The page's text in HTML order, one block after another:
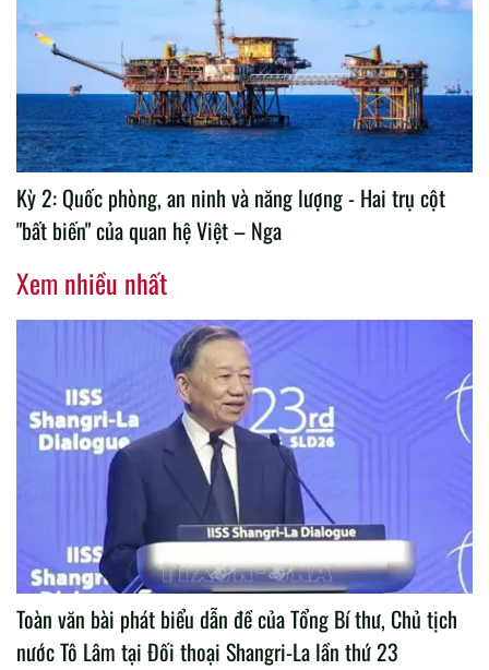
Kỳ 2: Quốc phòng, an ninh và năng lượng - Hai trụ cột
"bất biến" của quan hệ Việt – Nga
Xem nhiều nhất
Toàn văn bài phát biểu dẫn đề của Tổng Bí thư, Chủ tịch
nước Tô Lâm tại Đối thoại Shangri-La lần thứ 23